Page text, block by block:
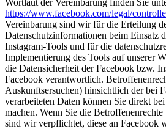
Wortlaut der Vereinbarung finden Sie
https://www.facebook.com/legal/
Vereinbarung sind wir für die Erteilung
Datenschutzinformationen beim Einsatz
Instagram-Tools und für die
Implementierung des Tools auf unserer
die Datensicherheit der Facebook bzw.
Facebook verantwortlich.
Auskunftsersuchen) hinsichtlich der bei
verarbeiteten Daten können Sie direkt
machen. Wenn Sie die Betroffenenrechte
sind wir verpflichtet, diese an Facebook